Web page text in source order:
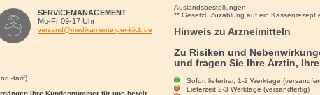
SERVICEMANAGEMENT
Mo-Fr 09-17 Uhr
versand@medikamente-per-klick.de
-tarif)
Ihre Kundennummer für uns bereit.
Auslandsbestellungen.
** Gesetzl. Zuzahlung auf ein Kassenrezept
Hinweis zu Arzneimitteln
Zu Risiken und
und fragen Sie Ihre Ärztin,
Sofort lieferbar, 1-2 Werktage
Lieferzeit 2-3 Werktage (versandfertig)